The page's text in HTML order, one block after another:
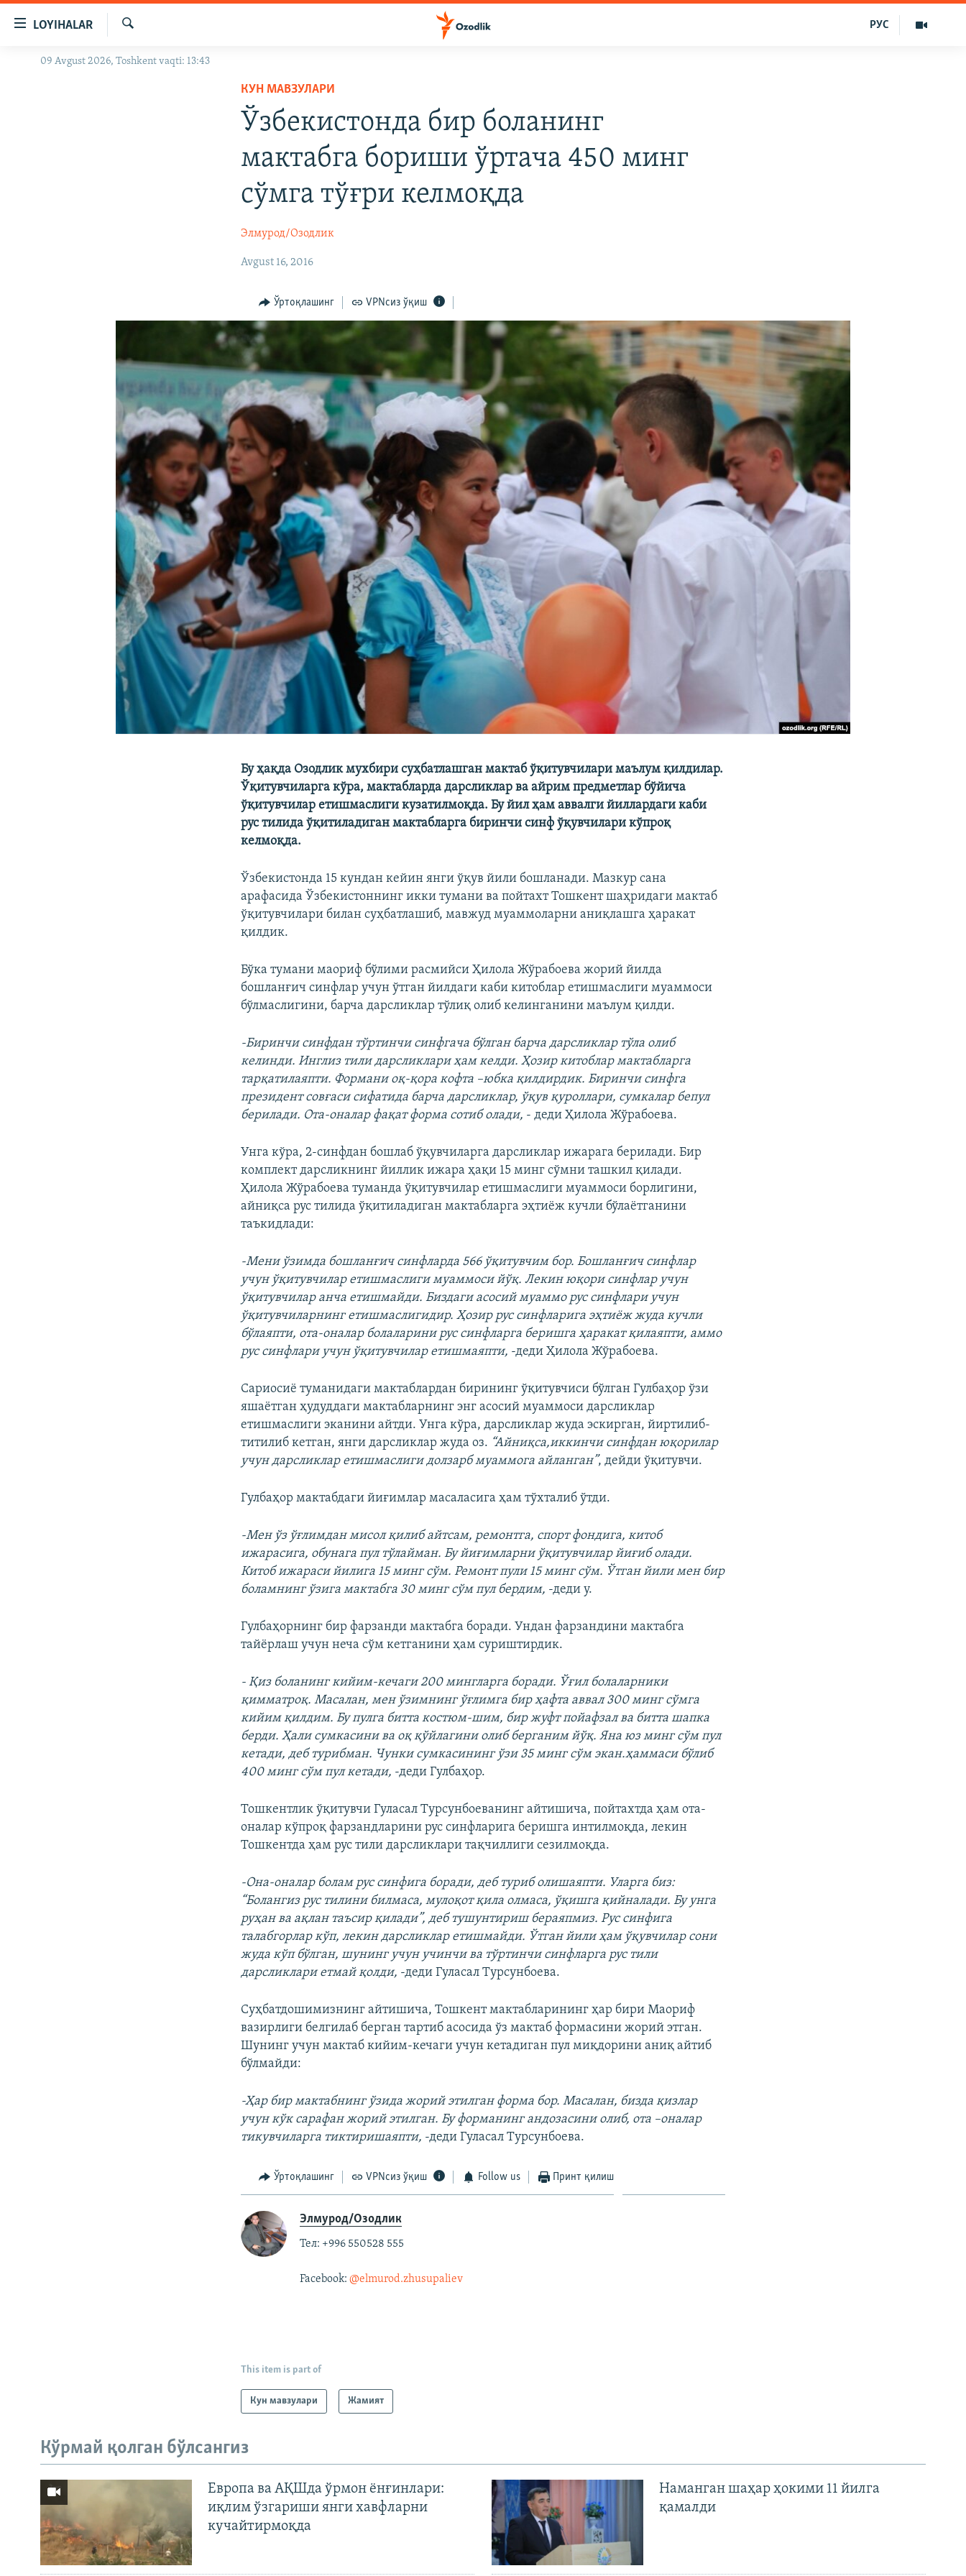
Бош
LOYIHALAR
OZODLIK SURISHTIRUVLARI
Излаш
РУС
09 Avgust 2026, Toshkent vaqti: 13:43
КУН МАВЗУЛАРИ
Ўзбекистонда бир боланинг
мактабга бориши ўртача 450 минг
сўмга тўғри келмоқда
Элмурод/Озодлик
Avgust 16, 2016
Ўртоқлашинг VPNсиз ўқиш
Бу ҳақда Озодлик мухбири суҳбатлашган мактаб ўқитувчилари маълум қилдилар.
Ўқитувчиларга кўра, мактабларда дарсликлар ва айрим предметлар бўйича
ўқитувчилар етишмаслиги кузатилмоқда. Бу йил ҳам аввалги йиллардаги каби
рус тилида ўқитиладиган мактабларга биринчи синф ўқувчилари кўпроқ
келмоқда.
Ўзбекистонда 15 кундан кейин янги ўқув йили бошланади. Мазкур сана
арафасида Ўзбекистоннинг икки тумани ва пойтахт Тошкент шаҳридаги мактаб
ўқитувчилари билан суҳбатлашиб, мавжуд муаммоларни аниқлашга ҳаракат
қилдик.
Бўка тумани маориф бўлими расмийси Ҳилола Жўрабоева жорий йилда
бошланғич синфлар учун ўтган йилдаги каби китоблар етишмаслиги муаммоси
бўлмаслигини, барча дарсликлар тўлиқ олиб келинганини маълум қилди.
-Биринчи синфдан тўртинчи синфгача бўлган барча дарсликлар тўла олиб
келинди. Инглиз тили дарсликлари ҳам келди. Ҳозир китоблар мактабларга
тарқатилаяпти. Формани оқ-қора кофта –юбка қилдирдик. Биринчи синфга
президент совғаси сифатида барча дарсликлар, ўқув қуроллари, сумкалар бепул
берилади. Ота-оналар фақат форма сотиб олади, - деди Ҳилола Жўрабоева.
Унга кўра, 2-синфдан бошлаб ўқувчиларга дарсликлар ижарага берилади. Бир
комплект дарсликнинг йиллик ижара ҳақи 15 минг сўмни ташкил қилади.
Ҳилола Жўрабоева туманда ўқитувчилар етишмаслиги муаммоси борлигини,
айниқса рус тилида ўқитиладиган мактабларга эҳтиёж кучли бўлаётганини
таъкидлади:
-Мени ўзимда бошланғич синфларда 566 ўқитувчим бор. Бошланғич синфлар
учун ўқитувчилар етишмаслиги муаммоси йўқ. Лекин юқори синфлар учун
ўқитувчилар анча етишмайди. Биздаги асосий муаммо рус синфлари учун
ўқитувчиларнинг етишмаслигидир. Ҳозир рус синфларига эҳтиёж жуда кучли
бўлаяпти, ота-оналар болаларини рус синфларга беришга ҳаракат қилаяпти, аммо
рус синфлари учун ўқитувчилар етишмаяпти, -деди Ҳилола Жўрабоева.
Сариосиё туманидаги мактаблардан бирининг ўқитувчиси бўлган Гулбаҳор ўзи
яшаётган ҳудуддаги мактабларнинг энг асосий муаммоси дарсликлар
етишмаслиги эканини айтди. Унга кўра, дарсликлар жуда эскирган, йиртилиб-
титилиб кетган, янги дарсликлар жуда оз. “Айниқса,иккинчи синфдан юқорилар
учун дарсликлар етишмаслиги долзарб муаммога айланган”, дейди ўқитувчи.
Гулбаҳор мактабдаги йиғимлар масаласига ҳам тўхталиб ўтди.
-Мен ўз ўғлимдан мисол қилиб айтсам, ремонтга, спорт фондига, китоб
ижарасига, обунага пул тўлайман. Бу йиғимларни ўқитувчилар йиғиб олади.
Китоб ижараси йилига 15 минг сўм. Ремонт пули 15 минг сўм. Ўтган йили мен бир
боламнинг ўзига мактабга 30 минг сўм пул бердим, -деди у.
Гулбаҳорнинг бир фарзанди мактабга боради. Ундан фарзандини мактабга
тайёрлаш учун неча сўм кетганини ҳам суриштирдик.
- Қиз боланинг кийим-кечаги 200 мингларга боради. Ўғил болаларники
қимматроқ. Масалан, мен ўзимнинг ўғлимга бир ҳафта аввал 300 минг сўмга
кийим қилдим. Бу пулга битта костюм-шим, бир жуфт пойафзал ва битта шапка
берди. Ҳали сумкасини ва оқ қўйлагини олиб берганим йўқ. Яна юз минг сўм пул
кетади, деб турибман. Чунки сумкасининг ўзи 35 минг сўм экан.ҳаммаси бўлиб
400 минг сўм пул кетади, -деди Гулбаҳор.
Тошкентлик ўқитувчи Гуласал Турсунбоеванинг айтишича, пойтахтда ҳам ота-
оналар кўпроқ фарзандларини рус синфларига беришга интилмоқда, лекин
Тошкентда ҳам рус тили дарсликлари тақчиллиги сезилмоқда.
-Она-оналар болам рус синфига боради, деб туриб олишаяпти. Уларга биз:
“Болангиз рус тилини билмаса, мулоқот қила олмаса, ўқишга қийналади. Бу унга
руҳан ва ақлан таъсир қилади”, деб тушунтириш бераяпмиз. Рус синфига
талабгорлар кўп, лекин дарсликлар етишмайди. Ўтган йили ҳам ўқувчилар сони
жуда кўп бўлган, шунинг учун учинчи ва тўртинчи синфларга рус тили
дарсликлари етмай қолди, -деди Гуласал Турсунбоева.
Суҳбатдошимизнинг айтишича, Тошкент мактабларининг ҳар бири Маориф
вазирлиги белгилаб берган тартиб асосида ўз мактаб формасини жорий этган.
Шунинг учун мактаб кийим-кечаги учун кетадиган пул миқдорини аниқ айтиб
бўлмайди:
-Ҳар бир мактабнинг ўзида жорий этилган форма бор. Масалан, бизда қизлар
учун кўк сарафан жорий этилган. Бу форманинг андозасини олиб, ота –оналар
тикувчиларга тиктиришаяпти, -деди Гуласал Турсунбоева.
Ўртоқлашинг VPNсиз ўқиш Follow us Принт қилиш
Элмурод/Озодлик
Тел: +996 550528 555
Facebook:@elmurod.zhusupaliev
This item is part of
Кун мавзулари Жамият
Кўрмай қолган бўлсангиз
Европа ва АҚШда ўрмон ёнғинлари:
иқлим ўзгариши янги хавфларни
кучайтирмоқда
Наманган шаҳар ҳокими 11 йилга
қамалди